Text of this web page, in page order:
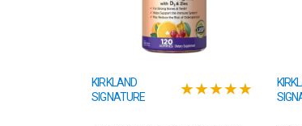
KIRKLAND
SIGNATURE
★★★★★